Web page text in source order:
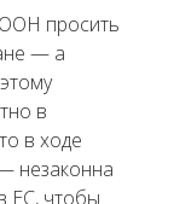
просить
— а
в
в ходе
незаконна
ЕС, чтобы